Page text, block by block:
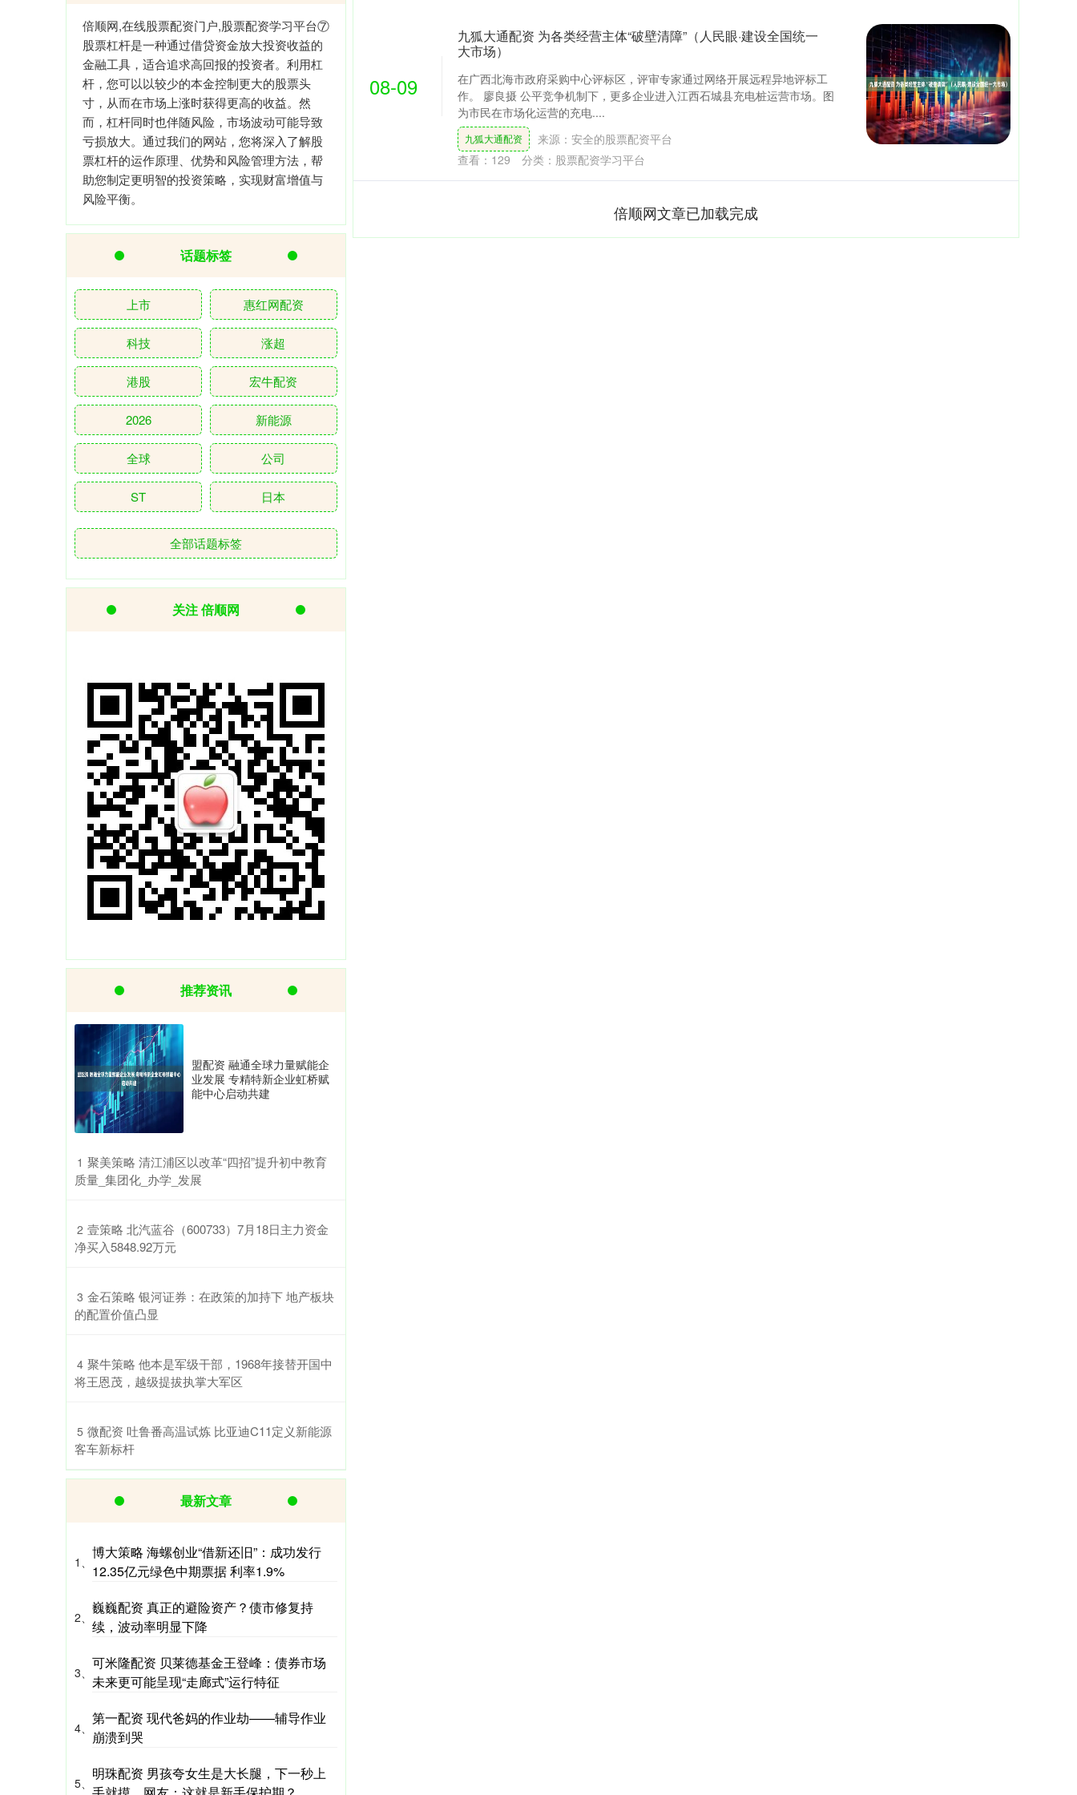
08-09
九狐大通配资 为各类经营主体“破壁清障”（人民眼·建设全国统一
大市场）
在广西北海市政府采购中心评标区，评审专家通过网络开展远程异地评标工
作。 廖良摄 公平竞争机制下，更多企业进入江西石城县充电桩运营市场。图
为市民在市场化运营的充电....
九狐大通配资
来源：安全的股票配资平台
查看： 129 分类： 股票配资学习平台
倍顺网文章已加载完成
倍顺网,在线股票配资门户,股票配资学习平台⑦
股票杠杆是一种通过借贷资金放大投资收益的
金融工具，适合追求高回报的投资者。利用杠
杆，您可以以较少的本金控制更大的股票头
寸，从而在市场上涨时获得更高的收益。然
而，杠杆同时也伴随风险，市场波动可能导致
亏损放大。通过我们的网站，您将深入了解股
票杠杆的运作原理、优势和风险管理方法，帮
助您制定更明智的投资策略，实现财富增值与
风险平衡。
话题标签
上市 惠红网配资
科技 涨超
港股 宏牛配资
2026 新能源
全球 公司
ST 日本
全部话题标签
关注 倍顺网
推荐资讯
盟配资 融通全球力量赋能企
业发展 专精特新企业虹桥赋
能中心启动共建
1 ​聚美策略 清江浦区以改革“四招”提升初中教育
质量_集团化_办学_发展
2 ​壹策略 北汽蓝谷（600733）7月18日主力资金
净买入5848.92万元
3 ​金石策略 银河证券：在政策的加持下 地产板块
的配置价值凸显
4 ​聚牛策略 他本是军级干部，1968年接替开国中
将王恩茂，越级提拔执掌大军区
5 ​微配资 吐鲁番高温试炼 比亚迪C11定义新能源
客车新标杆
最新文章
1、
博大策略 海螺创业“借新还旧”：成功发行
12.35亿元绿色中期票据 利率1.9%
2、
巍巍配资 真正的避险资产？债市修复持
续，波动率明显下降
3、
可米隆配资 贝莱德基金王登峰：债券市场
未来更可能呈现“走廊式”运行特征
4、
第一配资 现代爸妈的作业劫——辅导作业
崩溃到哭
5、
明珠配资 男孩夸女生是大长腿，下一秒上